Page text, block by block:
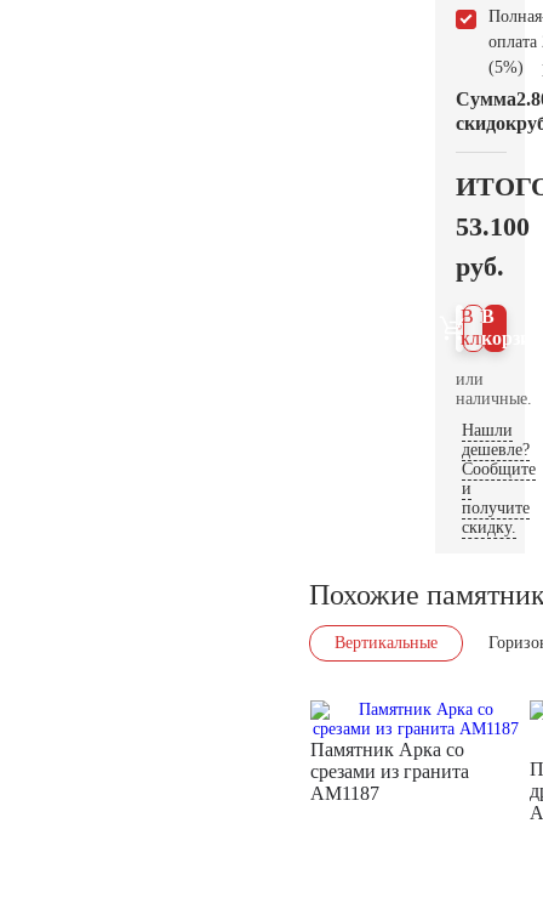
Полная
оплата
(5%)
Сумма
скидок
53.100
руб.
В
В 1
клик
или
наличные.
Нашли
дешевле?
Сообщите
и
получите
скидку.
Похожие
Вертикальные
Памятник Арка со
срезами из гранита
AM1187